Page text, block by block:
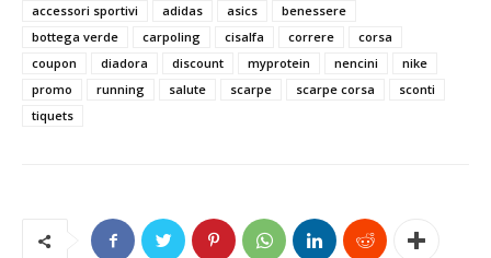
accessori sportivi
adidas asics
benessere
bottega verde
carpoling cisalfa correre
corsa
coupon
diadora discount myprotein nencini
nike
promo
running salute scarpe scarpe corsa
sconti
tiquets